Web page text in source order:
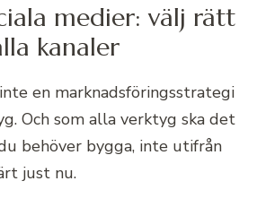
medier: välj rätt
kanaler
en marknadsföringsstrategi
Och som alla verktyg ska det
behöver bygga, inte utifrån
just nu.